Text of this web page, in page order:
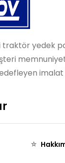
traktör yedek
imalat